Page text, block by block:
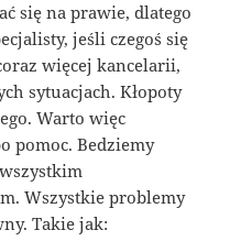
się na prawie, dlatego
jeśli czegoś się
więcej kancelarii,
sytuacjach. Kłopoty
Warto więc
pomoc. Bedziemy
Wszystkie problemy
Takie jak: